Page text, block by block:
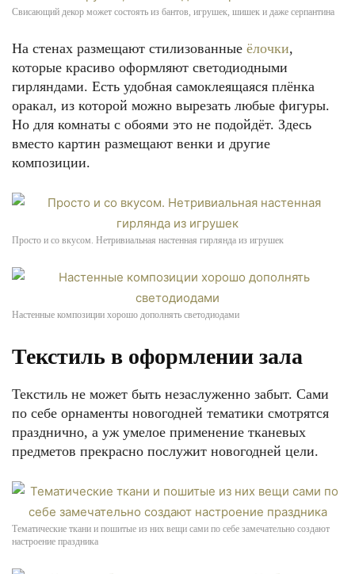
Свисающий декор может состоять из бантов, игрушек, шишек и даже серпантина
На стенах размещают стилизованные ёлочки,
которые красиво оформляют светодиодными
гирляндами. Есть удобная самоклеящаяся плёнка
оракал, из которой можно вырезать любые фигуры.
Но для комнаты с обоями это не подойдёт. Здесь
вместо картин размещают венки и другие
композиции.
Просто и со вкусом. Нетривиальная настенная гирлянда из игрушек
Настенные композиции хорошо дополнять светодиодами
Текстиль в оформлении зала
Текстиль не может быть незаслуженно забыт. Сами
по себе орнаменты новогодней тематики смотрятся
празднично, а уж умелое применение тканевых
предметов прекрасно послужит новогодней цели.
Тематические ткани и пошитые из них вещи сами по себе замечательно создают
настроение праздника